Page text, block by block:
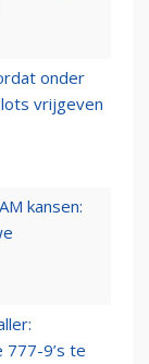
onder
vrijgeven
kansen:
9’s te